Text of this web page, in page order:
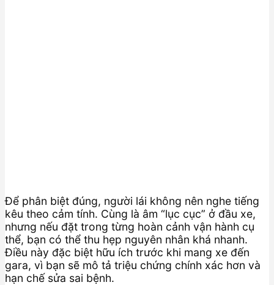
Để phân biệt đúng, người lái không nên nghe tiếng
kêu theo cảm tính. Cùng là âm “lục cục” ở đầu xe,
nhưng nếu đặt trong từng hoàn cảnh vận hành cụ
thể, bạn có thể thu hẹp nguyên nhân khá nhanh.
Điều này đặc biệt hữu ích trước khi mang xe đến
gara, vì bạn sẽ mô tả triệu chứng chính xác hơn và
hạn chế sửa sai bệnh.